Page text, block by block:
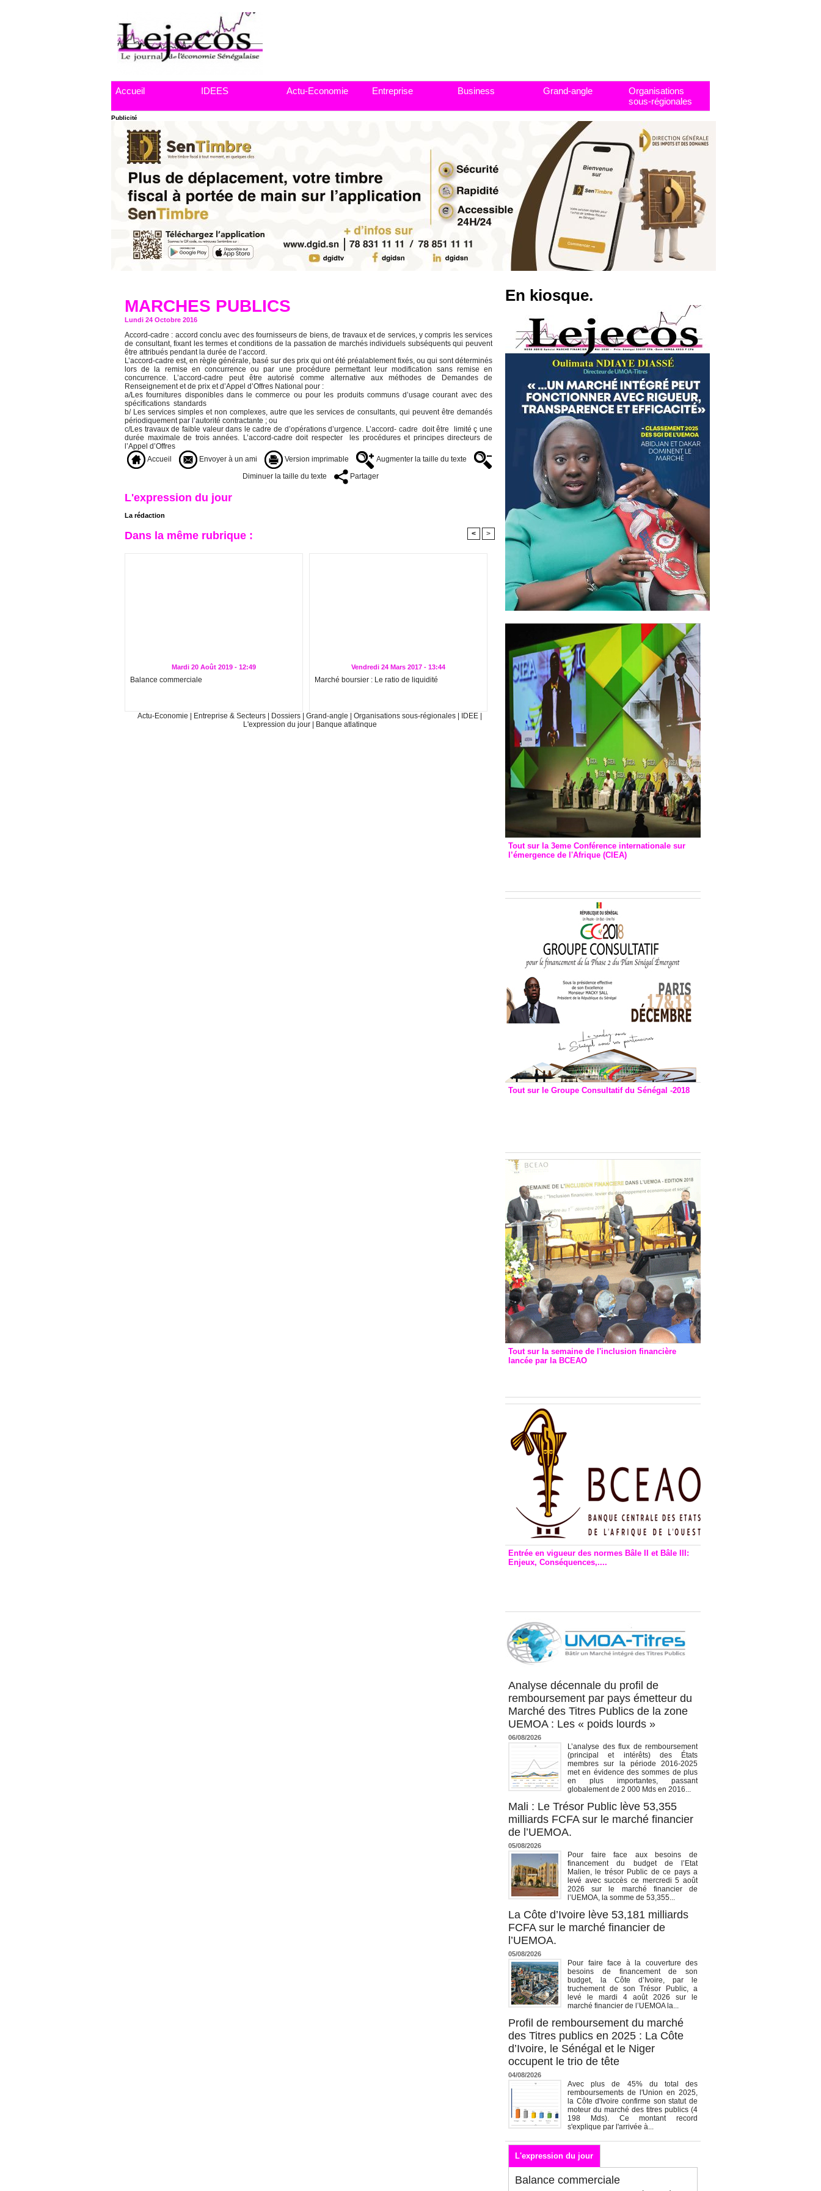
Accueil IDEES Actu-Economie Entreprise Business Grand-angle
Organisations
sous-régionales
Publicité
MARCHES PUBLICS
Lundi 24 Octobre 2016
Accord-cadre : accord conclu avec des fournisseurs de biens, de travaux et de services, y compris les services
de consultant, fixant les termes et conditions de la passation de marchés individuels subséquents qui peuvent
être attribués pendant la durée de l’accord.
L’accord-cadre est, en règle générale, basé sur des prix qui ont été préalablement fixés, ou qui sont déterminés
lors de la remise en concurrence ou par une procédure permettant leur modification sans remise en
concurrence. L’accord-cadre peut être autorisé comme alternative aux méthodes de Demandes de
Renseignement et de prix et d’Appel d’Offres National pour :
a/Les fournitures disponibles dans le commerce ou pour les produits communs d’usage courant avec des
spécifications standards
b/ Les services simples et non complexes, autre que les services de consultants, qui peuvent être demandés
périodiquement par l’autorité contractante ; ou
c/Les travaux de faible valeur dans le cadre de d’opérations d’urgence. L’accord- cadre doit être limité ç une
durée maximale de trois années. L’accord-cadre doit respecter les procédures et principes directeurs de
l’Appel d’Offres
Accueil
Envoyer à un ami Version imprimable
Augmenter la taille du texte
Diminuer la taille du texte
Partager
L'expression du jour
La rédaction
Dans la même rubrique : < >
Mardi 20 Août 2019 - 12:49
Balance commerciale
Vendredi 24 Mars 2017 - 13:44
Marché boursier : Le ratio de liquidité
Actu-Economie Entreprise & Secteurs Dossiers Grand-angle Organisations sous-régionales IDEE
L'expression du jour
Banque atlatinque
En kiosque.
Tout sur la 3eme Conférence internationale sur
l’émergence de l'Afrique (CIEA)
Tout sur le Groupe Consultatif du Sénégal -2018
Tout sur la semaine de l'inclusion financière
lancée par la BCEAO
Entrée en vigueur des normes Bâle II et Bâle III:
Enjeux, Conséquences,....
Analyse décennale du profil de
remboursement par pays émetteur du
Marché des Titres Publics de la zone
UEMOA : Les « poids lourds »
06/08/2026
L’analyse des flux de remboursement
(principal et intérêts) des États
membres sur la période 2016-2025
met en évidence des sommes de plus
en plus importantes, passant
globalement de 2 000 Mds en 2016...
Mali : Le Trésor Public lève 53,355
milliards FCFA sur le marché financier
de l’UEMOA.
05/08/2026
Pour faire face aux besoins de
financement du budget de l’Etat
Malien, le trésor Public de ce pays a
levé avec succès ce mercredi 5 août
2026 sur le marché financier de
l’UEMOA, la somme de 53,355...
La Côte d’Ivoire lève 53,181 milliards
FCFA sur le marché financier de
l’UEMOA.
05/08/2026
Pour faire face à la couverture des
besoins de financement de son
budget, la Côte d’Ivoire, par le
truchement de son Trésor Public, a
levé le mardi 4 août 2026 sur le
marché financier de l’UEMOA la...
Profil de remboursement du marché
des Titres publics en 2025 : La Côte
d’Ivoire, le Sénégal et le Niger
occupent le trio de tête
04/08/2026
Avec plus de 45% du total des
remboursements de l'Union en 2025,
la Côte d'Ivoire confirme son statut de
moteur du marché des titres publics (4
198 Mds). Ce montant record
s'explique par l'arrivée à...
L'expression du jour
Balance commerciale